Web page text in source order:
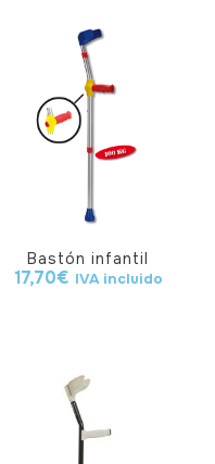
Bastón infantil
17,70€ IVA incluido